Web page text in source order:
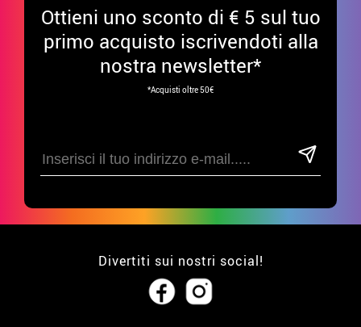
Ottieni uno sconto di € 5 sul tuo
primo acquisto iscrivendoti alla
nostra newsletter*
*Acquisti oltre 50€
Divertiti sui nostri social!